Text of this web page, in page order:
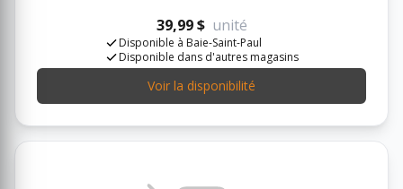
39,99 $ unité
Disponible à Baie-Saint-Paul
Disponible dans d'autres magasins
Voir la disponibilité